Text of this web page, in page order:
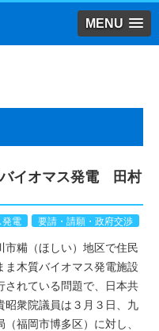
MENU
イオマス発電 田村
発電 要請・請願・政府交渉
糒（ほしい）地区で住民
ま木質バイオマス発電施設
されている問題で、日本共
昭衆院議員は３月３日、九
（福岡市博多区）に対し、